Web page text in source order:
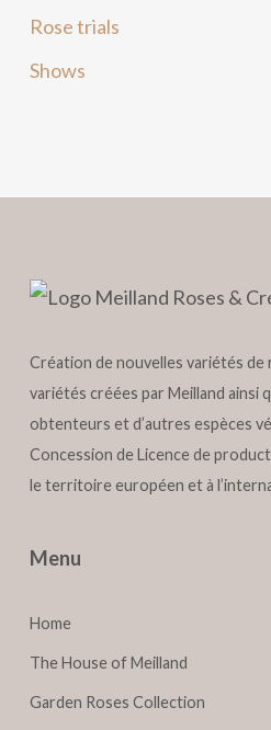
Rose trials
Shows
Création de nouvelles variétés de
variétés créées par Meilland ainsi
obtenteurs et d’autres espèces
Concession de Licence de
le territoire européen et à
Menu
Home
The House of Meilland
Garden Roses Collection